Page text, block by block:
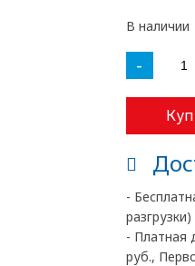
В наличии
-
-
разгрузки)
- Платная
руб.,